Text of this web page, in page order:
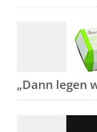
„Dann legen